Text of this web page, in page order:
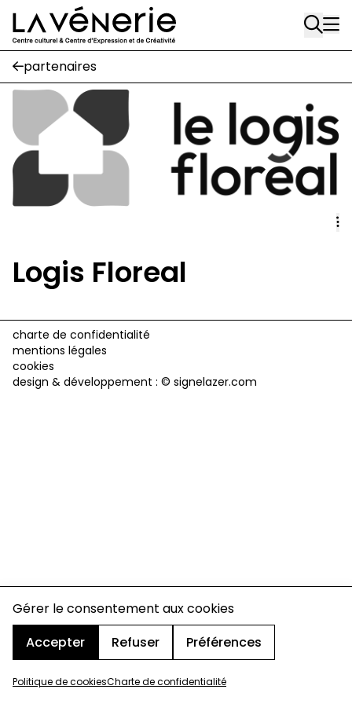
Gérer le consentement aux cookies
Accepter
Refuser Préférences
Politique de cookiesCharte de confidentialité
Aller au contenu principal
Rue Gratès, 3
1170 Watermael-Boitsfort
02 663 85 50
Place Gilson, 3
1170 Watermael-Boitsfort
02 663 85 50
suivez-nous
A A
partenaires
Logis Floreal
charte de confidentialité
mentions légales
cookies
design & développement : © signelazer.com